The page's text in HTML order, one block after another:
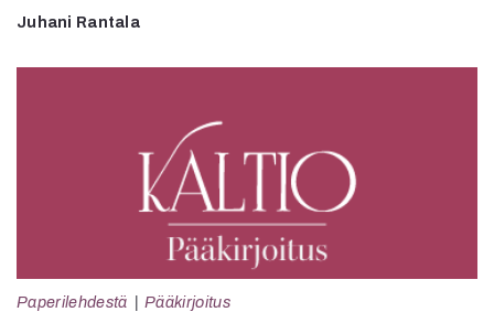
Juhani Rantala
Paperilehdestä Pääkirjoitus